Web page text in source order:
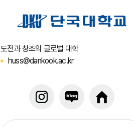
도전과 창조의 글로벌 대학
huss@dankook.ac.kr